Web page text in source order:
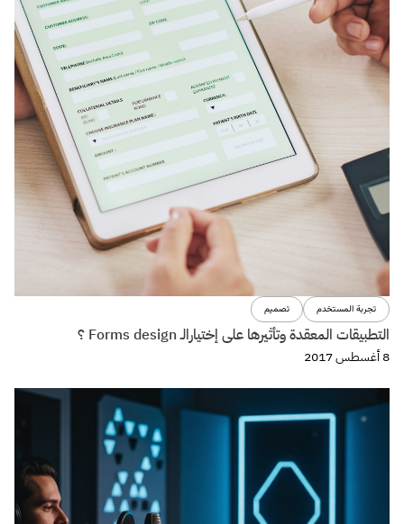
تجربة المستخدم تصميم
التطبيقات المعقدة وتأثيرها على إختيارالـ Forms design ؟
8 أغسطس 2017